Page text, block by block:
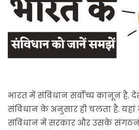
भारत में संविधान सर्वोच्च कानून है.
संविधान के अनुसार ही चलता है.
संविधान में सरकार और उसके